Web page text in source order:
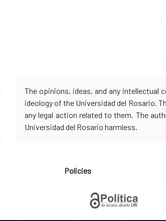
The opinions, ideas, and any
ideology of the Universidad del Rosario.
any legal action related to them. The
Universidad del Rosario harmless.
Policies